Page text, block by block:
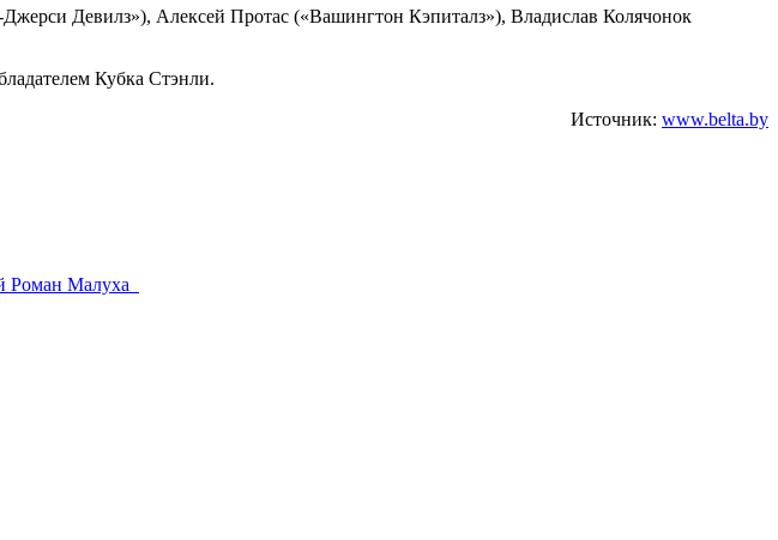
Девилз»), Алексей Протас («Вашингтон Кэпиталз»), Владислав Колячонок
Кубка Стэнли.
Источник: www.belta.by
Роман Малуха